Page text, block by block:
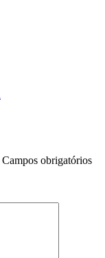
Campos obrigatórios